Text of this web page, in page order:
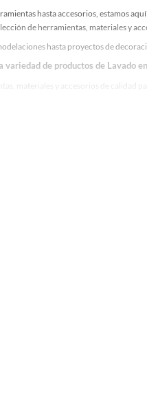
hasta accesorios, estamos
de herramientas, materiales y
hasta proyectos de
variedad de productos de Lavado
materiales y accesorios de calidad
una amplia variedad de productos de